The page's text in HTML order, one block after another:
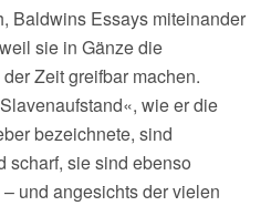
Baldwins Essays miteinander
sie in Gänze die
Zeit greifbar machen.
wie er die
bezeichnete, sind
scharf, sie sind ebenso
und angesichts der vielen